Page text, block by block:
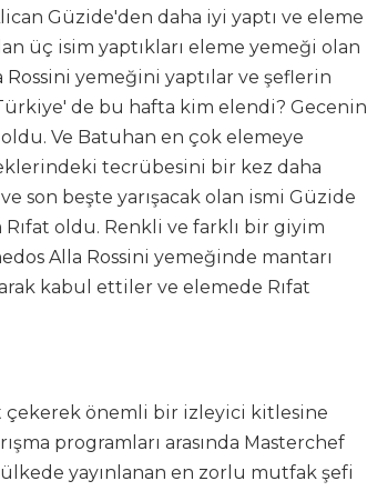
Güzide'den daha iyi yaptı ve eleme
üç isim yaptıkları eleme yemeği olan
Rossini yemeğini yaptılar ve şeflerin
de bu hafta kim elendi? Gecenin
Ve Batuhan en çok elemeye
tecrübesini bir kez daha
son beşte yarışacak olan ismi Güzide
oldu. Renkli ve farklı bir giyim
Alla Rossini yemeğinde mantarı
kabul ettiler ve elemede Rıfat
çekerek önemli bir izleyici kitlesine
programları arasında Masterchef
yayınlanan en zorlu mutfak şefi